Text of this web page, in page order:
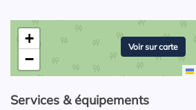
+
−
Voir sur carte
Services & équipements